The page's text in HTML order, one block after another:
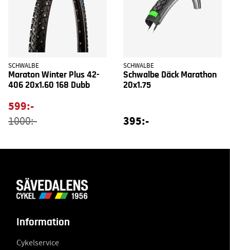
SCHWALBE
Maraton Winter Plus 42-
406 20x1.60 168 Dubb
599:-
1000:-
SCHWALBE
Schwalbe Däck Marathon
20x1.75
395:-
Information
Cykelservice